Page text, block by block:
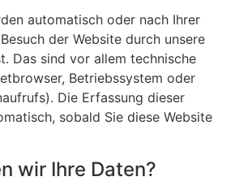
automatisch oder nach Ihrer
der Website durch unsere
Das sind vor allem technische
Betriebssystem oder
Die Erfassung dieser
sobald Sie diese Website
wir Ihre Daten?